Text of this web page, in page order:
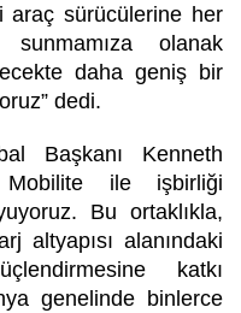
araç sürücülerine her
olanak
daha geniş bir
dedi.
Başkanı Kenneth
ile işbirliği
Bu ortaklıkla,
altyapısı alanındaki
katkı
genelinde binlerce